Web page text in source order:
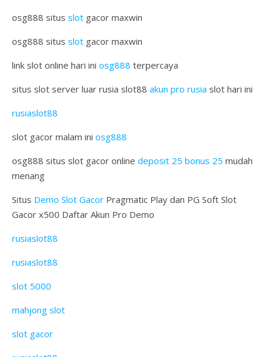
osg888 situs slot gacor maxwin
osg888 situs slot gacor maxwin
link slot online hari ini osg888 terpercaya
situs slot server luar rusia slot88 akun pro rusia slot hari ini
rusiaslot88
slot gacor malam ini osg888
osg888 situs slot gacor online deposit 25 bonus 25 mudah
menang
Situs Demo Slot Gacor Pragmatic Play dan PG Soft Slot
Gacor x500 Daftar Akun Pro Demo
rusiaslot88
rusiaslot88
slot 5000
mahjong slot
slot gacor